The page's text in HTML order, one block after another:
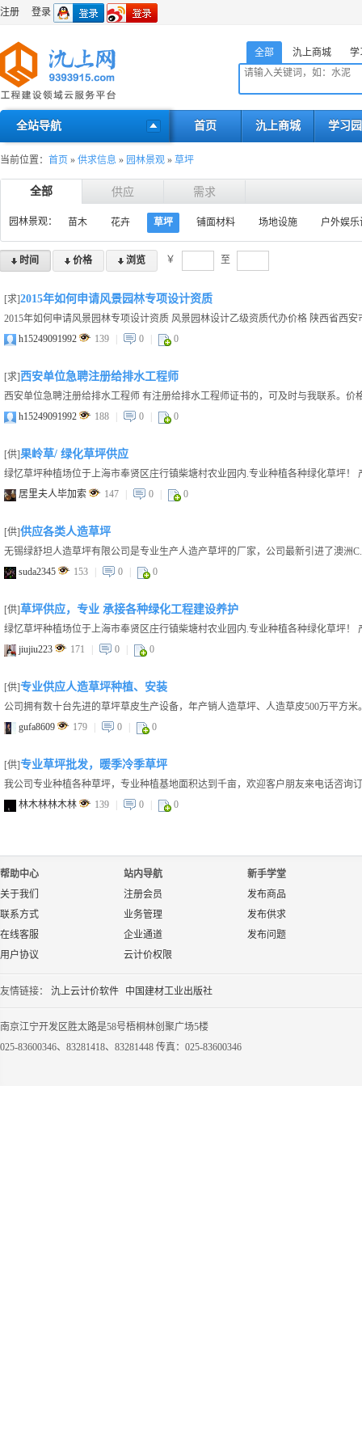
注册 登录
全部 氿上商城 学
全站导航 首页 氿上商城 学习
当前位置： 首页 » 供求信息 » 园林景观 » 草坪
全部 供应 需求
园林景观： 苗木 花卉 草坪 铺面材料 场地设施 户外娱乐
时间 价格 浏览 ￥ 至
[求]​2015年如何申请风景园林专项设计资质
2015年如何申请风景园林专项设计资质 风景园林设计乙级资质代办价格 陕西省西安
h15249091992
139 | 0 | 0
[求]西安单位急聘注册给排水工程师
西安单位急聘注册给排水工程师 有注册给排水工程师证书的，可及时与我联系。价
h15249091992
188 | 0 | 0
[供]果岭草/ 绿化草坪供应
居里夫人毕加索 147 | 0 | 0
[供]供应各类人造草坪
suda2345 153 | 0 | 0
[供]草坪供应，专业 承接各种绿化工程建设养护
jiujiu223 171 | 0 | 0
[供]专业供应人造草坪种植、安装
公司拥有数十台先进的草坪草皮生产设备，年产销人造草坪、人造草皮500万平方米
gufa8609
179 | 0 | 0
[供]专业草坪批发，暖季冷季草坪
我公司专业种植各种草坪，专业种植基地面积达到千亩，欢迎客户朋友来电话咨询订
林木林林木林
139 | 0 | 0
帮助中心
关于我们
联系方式
在线客服
用户协议
站内导航
注册会员
业务管理
企业通道
云计价权限
新手学堂
发布商品
发布供求
发布问题
友情链接： 氿上云计价软件 中国建材工业出版社
南京江宁开发区胜太路是58号梧桐林创聚广场5楼
025-83600346、83281418、83281448 传真：025-83600346